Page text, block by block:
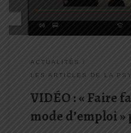
ACTUALITÉS
LES ARTICLES DE LA
VIDÉO : « Faire
mode d’emploi »